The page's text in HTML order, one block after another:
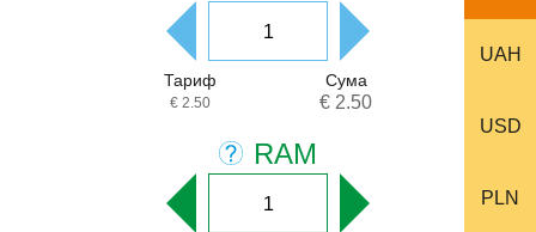
Тариф
€ 2.50
Сума
€ 2.50
RAM
UAH
USD
PLN